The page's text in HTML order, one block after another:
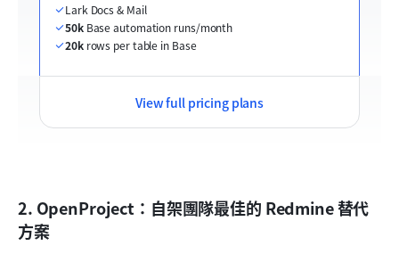
Lark Docs & Mail
50k Base automation runs/month
20k rows per table in Base
View full pricing plans
2. OpenProject：自架團隊最佳的 Redmine 替代
方案